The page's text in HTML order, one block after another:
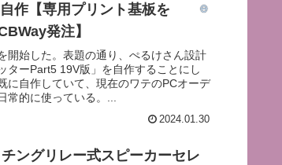
作【専用プリント基板を
発注】
開始した。表題の通り、ぺるけさん設計
ターPart5 19V版」を自作することにし
に自作していて、現在のワテのPCオーデ
常的に使っている。...
2024.01.30
チングリレー式スピーカーセレ